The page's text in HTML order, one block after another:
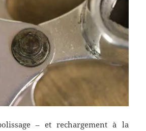
– et rechargement à la